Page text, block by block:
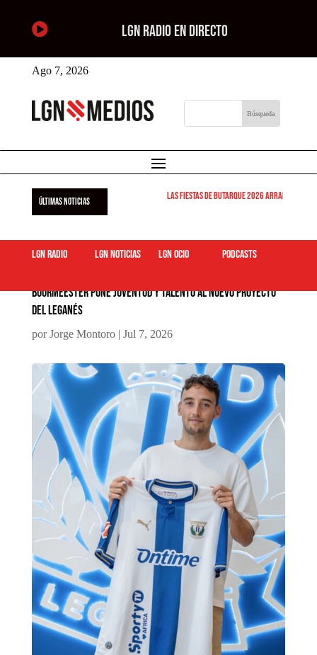
 LGN RADIO EN DIRECTO
Ago 7, 2026
ÚLTIMAS NOTICIAS Las Fiestas de Butarque 2026 arrancan este
LGN Radio LGN Noticias LGN ocio podcasts
Buurmeester pone juventud y talento al nuevo proyecto
del Leganés
porJorge Montoro| Jul 7, 2026